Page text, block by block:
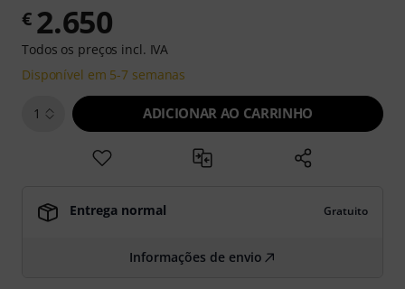
€ 2.650
Todos os preços incl. IVA
Disponível em 5-7 semanas
1 ADICIONAR AO CARRINHO
Entrega normal Gratuito
Informações de envio